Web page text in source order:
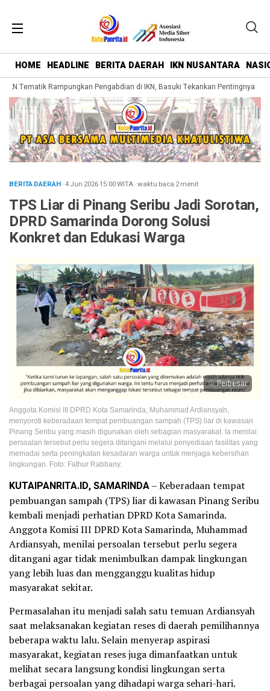
HOME HEADLINE BERITA DAERAH IKN NUSANTARA
Tematik Rampungkan Pengabdian di IKN, Basuki Tekankan Pentingnya
BERITA DAERAH· 4 Jun 202615:00WITA·waktu baca 2 menit
TPS Liar di Pinang Seribu Jadi Sorotan,
DPRD Samarinda Dorong Solusi
Konkret dan Edukasi Warga
Perbesar
Anggota Komisi III DPRD Kota Samarinda, Muhammad Ardiansyah,
menyoroti keberadaan tempat pembuangan sampah (TPS) liar di kawasan
Pinang Seribu yang masih digunakan oleh sebagian masyarakat. Ia menilai
persoalan tersebut perlu segera ditangani melalui penyediaan fasilitas yang
memadai serta peningkatan kesadaran warga untuk menjaga kebersihan
lingkungan. Foto: Fathur Rabbany.
KUTAIPANRITA.ID, SAMARINDA– Keberadaan tempat
pembuangan sampah (TPS) liar di kawasan Pinang Seribu
kembali menjadi perhatian DPRD Kota Samarinda.
Anggota Komisi III DPRD Kota Samarinda, Muhammad
Ardiansyah, menilai persoalan tersebut perlu segera
ditangani agar tidak menimbulkan dampak lingkungan
yang lebih luas dan mengganggu kualitas hidup
masyarakat sekitar.
Permasalahan itu menjadi salah satu temuan Ardiansyah
saat melaksanakan kegiatan reses di daerah pemilihannya
beberapa waktu lalu. Selain menyerap aspirasi
masyarakat, kegiatan reses juga dimanfaatkan untuk
melihat secara langsung kondisi lingkungan serta
berbagai persoalan yang dihadapi warga sehari-hari.